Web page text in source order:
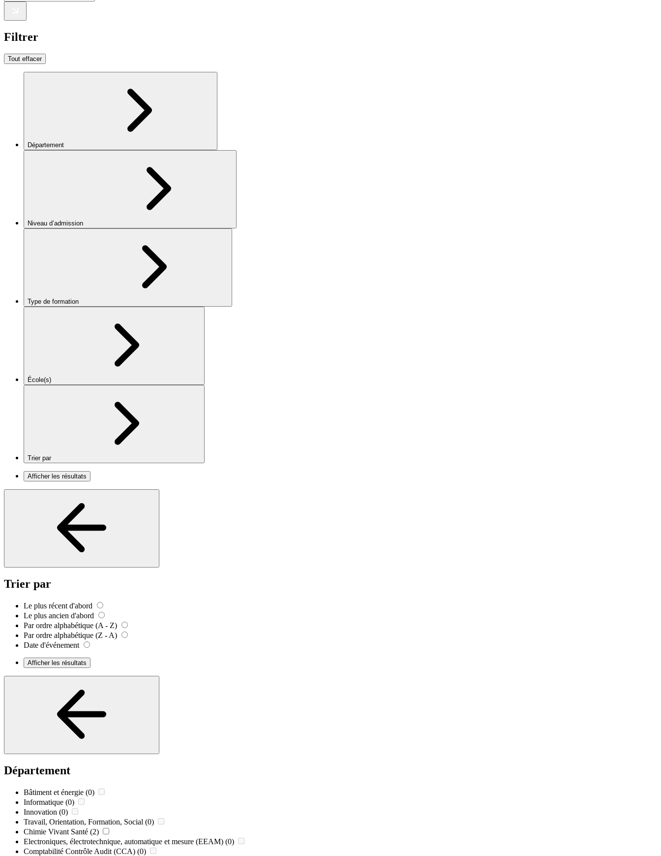
Filtrer
Tout effacer
Département
Niveau d’admission
Type de formation
École(s)
Trier par
Afficher les résultats
Trier par
Le plus récent d'abord
Le plus ancien d'abord
Par ordre alphabétique (A - Z)
Par ordre alphabétique (Z - A)
Date d'événement
Afficher les résultats
Département
Bâtiment et énergie (0)
Informatique (0)
Innovation (0)
Travail, Orientation, Formation, Social (0)
Chimie Vivant Santé (2)
Electroniques, électrotechnique, automatique et mesure (EEAM) (0)
Comptabilité Contrôle Audit (CCA) (0)